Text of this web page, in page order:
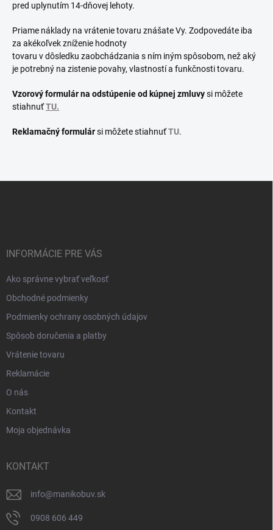
pred uplynutím 14-dňovej lehoty.
Priame náklady na vrátenie tovaru znášate Vy. Zodpovedáte iba
za akékoľvek zníženie hodnoty
tovaru v dôsledku zaobchádzania s ním iným spôsobom, než aký
je potrebný na zistenie povahy, vlastností a funkčnosti tovaru.
Vzorový formulár na odstúpenie od kúpnej zmluvysi môžete
stiahnuťTU.
Reklamačný formulársi môžete stiahnuťTU.
INFORMÁCIE PRE VÁS
Ako správne vybrať veľkosť
Obchodné podmienky
Podmienky ochrany osobných údajov
Spôsob doručenia a platby
Vrátenie tovaru
Reklamácie
O nás
Kontakt
Moja objednávka
KONTAKT
info@manikobuv.sk
0908 606 449